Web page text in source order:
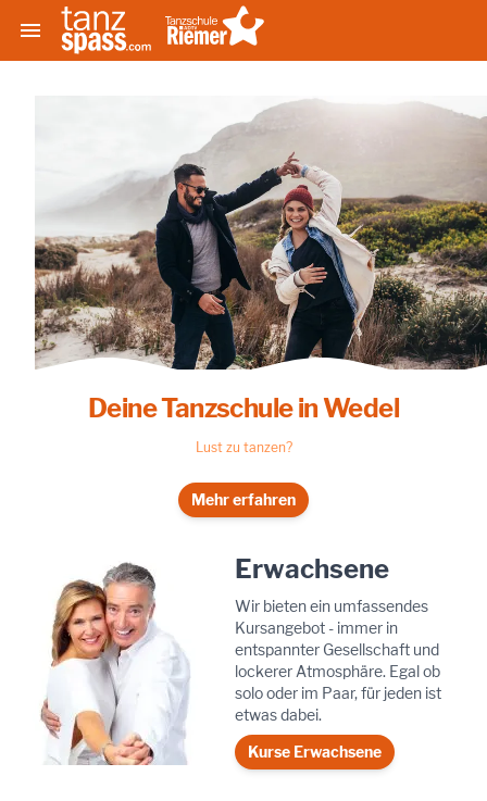

Deine Tanzschule in Wedel
Lust zu tanzen?
Mehr erfahren
Erwachsene
Wir bieten ein umfassendes
Kursangebot - immer in
entspannter Gesellschaft und
lockerer Atmosphäre. Egal ob
solo oder im Paar, für jeden ist
etwas dabei.
Kurse Erwachsene